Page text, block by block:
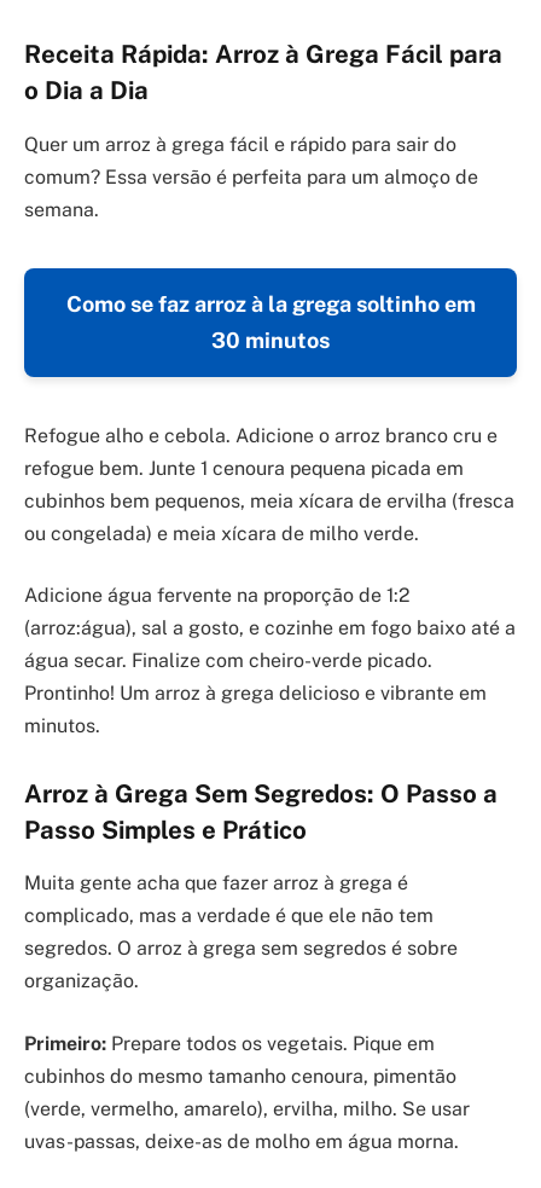
Receita Rápida: Arroz à Grega Fácil para
o Dia a Dia
Quer um arroz à grega fácil e rápido para sair do
comum? Essa versão é perfeita para um almoço de
semana.
Como se faz arroz à la grega soltinho em
30 minutos
Refogue alho e cebola. Adicione o arroz branco cru e
refogue bem. Junte 1 cenoura pequena picada em
cubinhos bem pequenos, meia xícara de ervilha (fresca
ou congelada) e meia xícara de milho verde.
Adicione água fervente na proporção de 1:2
(arroz:água), sal a gosto, e cozinhe em fogo baixo até a
água secar. Finalize com cheiro-verde picado.
Prontinho! Um arroz à grega delicioso e vibrante em
minutos.
Arroz à Grega Sem Segredos: O Passo a
Passo Simples e Prático
Muita gente acha que fazer arroz à grega é
complicado, mas a verdade é que ele não tem
segredos. O arroz à grega sem segredos é sobre
organização.
Primeiro: Prepare todos os vegetais. Pique em
cubinhos do mesmo tamanho cenoura, pimentão
(verde, vermelho, amarelo), ervilha, milho. Se usar
uvas-passas, deixe-as de molho em água morna.